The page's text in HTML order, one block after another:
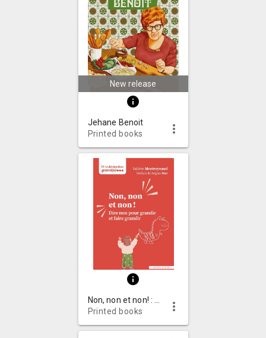
New release
info
Jehane Benoit
Printed books
more_vert
info
Printed books
more_vert